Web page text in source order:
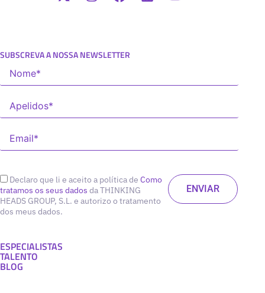
SUBSCREVA A NOSSA NEWSLETTER
Declaro que li e aceito a política de Como
tratamos os seus dados da THINKING
HEADS GROUP, S.L. e autorizo o tratamento
dos meus dados.
ESPECIALISTAS
TALENTO
BLOG